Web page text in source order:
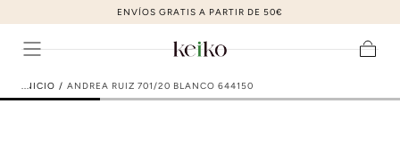
ir al contenido
ZAPATOS DE MODA AL MEJOR PRECIO
INICIO / ANDREA RUIZ 701/20 BLANCO 644150